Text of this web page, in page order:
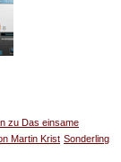
zu Das einsame
Martin Krist Sonderling